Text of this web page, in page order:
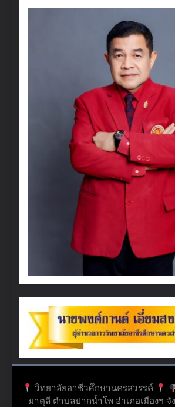
วิทยาลัยอาชีวศึกษานครสวรรค์
มาตุลี ตำบลปากน้ำโพ อำเภอเมืองฯ